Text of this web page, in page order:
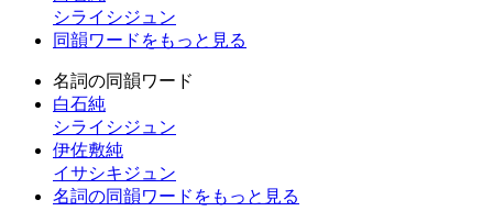
シライシジュン
同韻ワードをもっと見る
名詞の同韻ワード
白石純
シライシジュン
伊佐敷純
イサシキジュン
名詞の同韻ワードをもっと見る